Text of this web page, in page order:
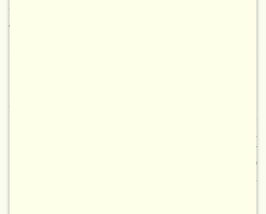
Сайгак
законам, биологигическая система. Человек является
неотъемлемой частью этой системы. Из-за не
перестающего отрицательного воздействия на
природу и его элементы повседневно исчезают
представители флоры и фауны. По данным ЮНЕСКО
каждый день исчезает один биологический вид.